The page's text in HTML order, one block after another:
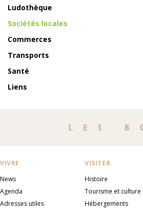
Ludothèque
Sociétés locales
Commerces
Transports
Santé
Liens
VIVRE
News
Agenda
Adresses utiles
VISITER
Histoire
Tourisme et culture
Hébergements